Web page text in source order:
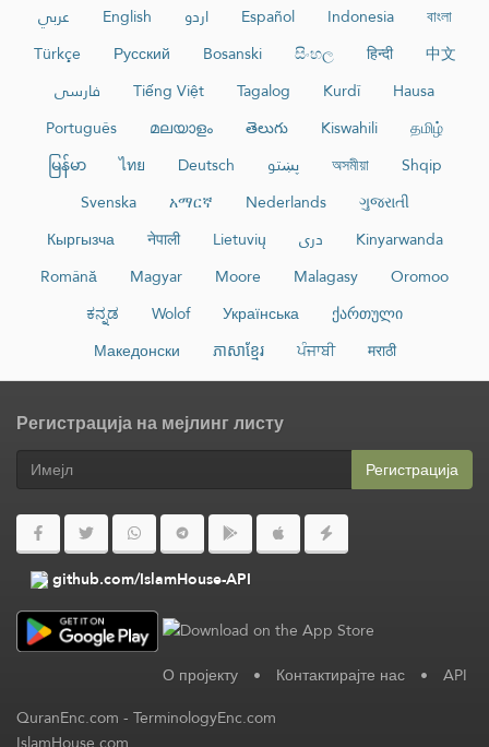
عربي English اردو Español Indonesia
বাংলা
Türkçe
Русский Bosanski සිංහල हिन्दी
中文
فارسی
Tiếng Việt Tagalog Kurdî
Hausa
Português
മലയാളം తెలుగు Kiswahili
தமிழ்
မြန်မာ
ไทย Deutsch پښتو অসমীয়া
Shqip
Svenska
አማርኛ Nederlands
ગુજરાતી
Кыргызча
नेपाली Lietuvių دری
Kinyarwanda
Română
Magyar Moore Malagasy
Oromoo
ಕನ್ನಡ
Wolof Українська
ქართული
Македонски
ភាសាខ្មែរ ਪੰਜਾਬੀ मराठी
Регистрација на мејлинг листу
Регистрација
github.com/IslamHouse-API
О пројекту • Контактирајте нас • API
QuranEnc.com-TerminologyEnc.com